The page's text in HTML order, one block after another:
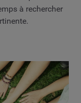
à rechercher